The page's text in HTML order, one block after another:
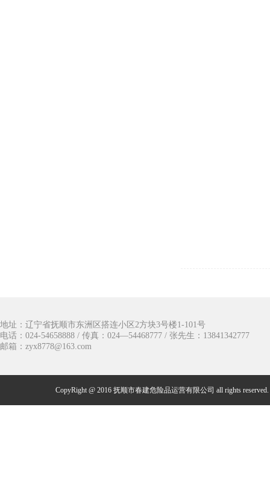
地址：辽宁省抚顺市东洲区搭连小区2方块3号楼1-101号
电话：024-54658888 / 传真：024—54468777 / 张先生：13841342777
邮箱：zyx8778@163.com
CopyRight @ 2016 抚顺市春建危险品运营有限公司 all rights reserved.